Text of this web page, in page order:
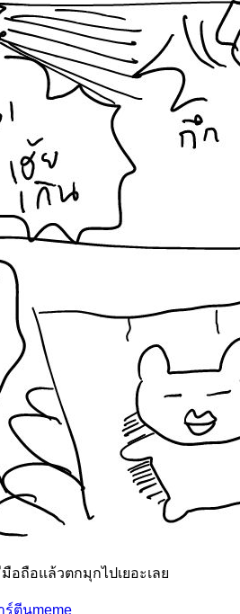
ถือแล้วตกมุกไปเยอะเลย
ร์ตีนTags
meme